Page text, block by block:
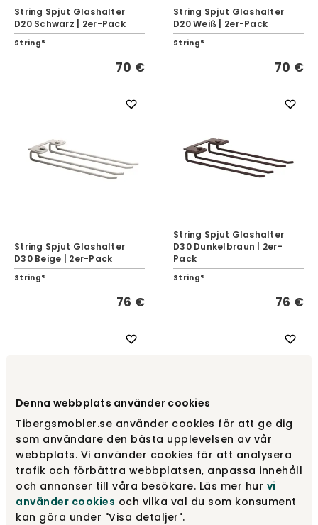
Denna webbplats använder cookies
Tibergsmobler.se använder cookies för att ge dig
som användare den bästa upplevelsen av vår
webbplats. Vi använder cookies för att analysera
trafik och förbättra webbplatsen, anpassa innehåll
och annonser till våra besökare. Läs mer hur vi
använder cookies och vilka val du som konsument
kan göra under "Visa detaljer".
String Spjut Glashalter
D20 Schwarz | 2er-Pack
String®
70 €
String Spjut Glashalter
D20 Weiß | 2er-Pack
String®
70 €
String Spjut Glashalter
D30 Beige | 2er-Pack
String®
76 €
String Spjut Glashalter
D30 Dunkelbraun | 2er-
Pack
String®
76 €
String Spjut Glashalter
D30 Dunkelgrau | 2er-
Pack
String®
String Spjut Glashalter
D30 Grau | 2er-Pack
String®